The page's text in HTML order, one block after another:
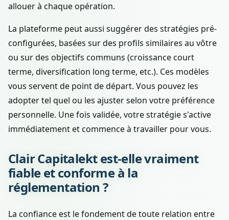
allouer à chaque opération.
La plateforme peut aussi suggérer des stratégies pré-
configurées, basées sur des profils similaires au vôtre
ou sur des objectifs communs (croissance court
terme, diversification long terme, etc.). Ces modèles
vous servent de point de départ. Vous pouvez les
adopter tel quel ou les ajuster selon votre préférence
personnelle. Une fois validée, votre stratégie s'active
immédiatement et commence à travailler pour vous.
Clair Capitalekt est-elle vraiment
fiable et conforme à la
réglementation ?
La confiance est le fondement de toute relation entre